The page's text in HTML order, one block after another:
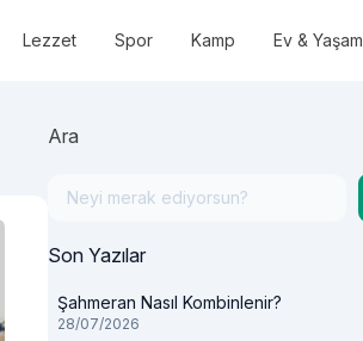
Lezzet Spor Kamp Ev & Yaşam
Ara
Son Yazılar
Şahmeran Nasıl Kombinlenir?
28/07/2026